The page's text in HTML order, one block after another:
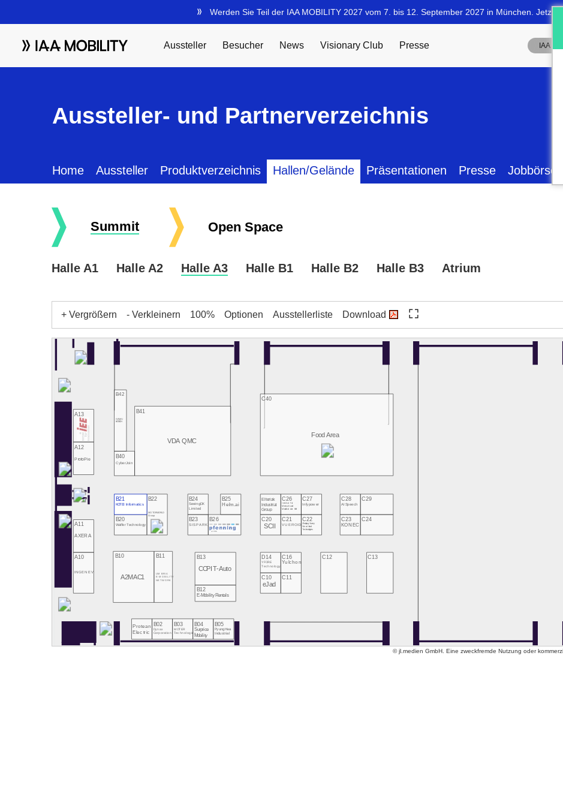
Aussteller- und Partnerverzeichnis
Home Aussteller Produktverzeichnis Hallen/Gelände Präsentationen Presse Jobbörse
Summit Open Space
Halle A1 Halle A2 Halle A3 Halle B1 Halle B2 Halle B3 Atrium
+ Vergrößern - Verkleinern 100% Optionen Ausstellerliste Download
Protean
Electric
B02
Dynax
Corporation
B03
MOTER
Technologies
B04
Surprice
Mobility
B05
PyungHwa
Industrial
B10
A2MAC1
B11
UMBRIA
E-MOBILITY
NETWORK
B12
E-Mobility Rentals
C10
eJad
C11
C12 C13
A10
INGENEV
B13
CCPIT-Auto
D14
YFORE
Technology
C16
Yulchon
A11
AXERA
B20
Waffer Technology
B22
MOTORWORLD
Group
B23
SISPARK
B26 C20
SCII
C21
VUEROID
C22
Zhejiang Sunny
Smartlead
Technologies
C23
KONEC
C24
B21
KOTEI Informatics
B24
SewingDX
Limited
B25
Helm.ai
Elteriak
Industrial
Group
C26
Institut für
Mensch und
Mobilität der HM
C27
Infypower
C28
AI Speech
C29
B40
CyberJoin
B41
VDA QMC
C40
Food Area
A12
ProtoPie
B42
GAMA /
KATECH
A13
© jl.medien GmbH. Eine zweckfremde Nutzung oder